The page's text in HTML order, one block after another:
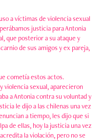
a víctimas de violencia sexual
justicia para Antonia
que posterior a su ataque y
de sus amigos y ex pareja,
cometía estos actos.
violencia sexual, aparecieron
a Antonia contra su voluntad y
le dijo a las chilenas una vez
a tiempo, les dijo que si
de ellas, hoy la justicia una vez
la violación, pero no se